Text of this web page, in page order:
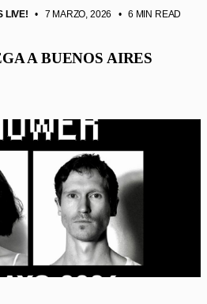
LIVE! • 7 MARZO, 2026 • 6 MIN READ
A BUENOS AIRES